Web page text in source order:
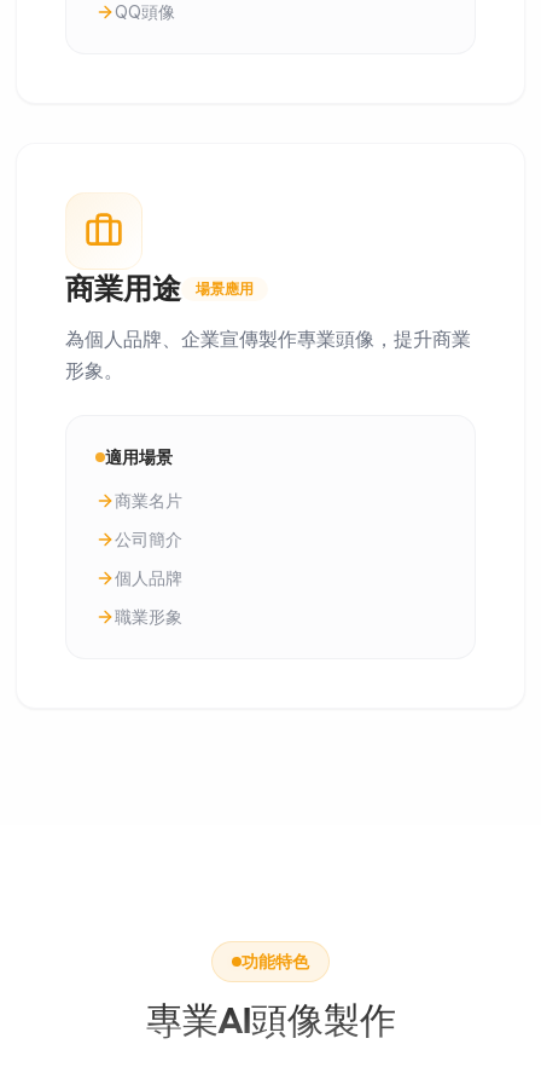
QQ頭像
商業用途 場景應用
為個人品牌、企業宣傳製作專業頭像，提升商業
形象。
適用場景
商業名片
公司簡介
個人品牌
職業形象
功能特色
專業AI頭像製作